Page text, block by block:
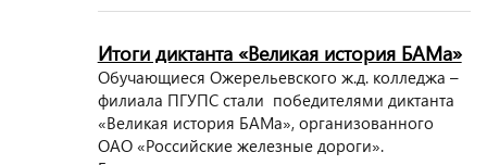
Итоги диктанта «Великая история БАМа»
Обучающиеся Ожерельевского ж.д. колледжа –
филиала ПГУПС стали победителями диктанта
«Великая история БАМа», организованного
ОАО «Российские железные дороги».